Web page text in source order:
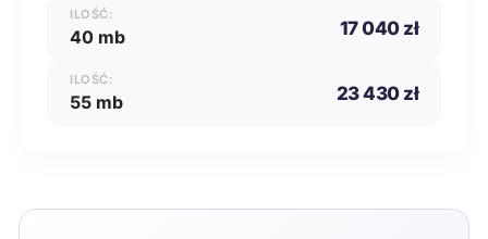
ILOŚĆ:
40 mb 17 040 zł
ILOŚĆ:
55 mb 23 430 zł